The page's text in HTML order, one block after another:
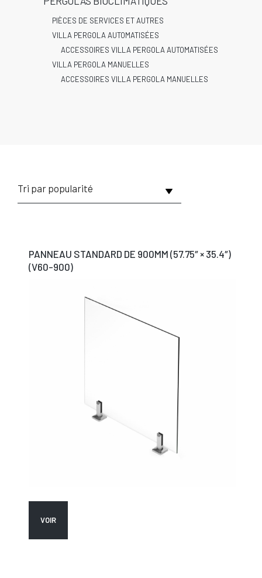
PANNEAU STANDARD DE 900MM (57.75″ × 35.4″)
(V60-900)
VOIR
PIÈCES DE SERVICES ET AUTRES
VILLA PERGOLA AUTOMATISÉES
ACCESSOIRES VILLA PERGOLA AUTOMATISÉES
VILLA PERGOLA MANUELLES
ACCESSOIRES VILLA PERGOLA MANUELLES